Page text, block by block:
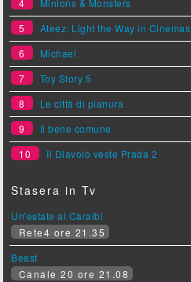
4
Minions & Monsters
5
Ateez: Light the Way in Cinemas
6
Michael
7
Toy Story 5
8
Le città di pianura
9
Il bene comune
10
Il Diavolo veste Prada 2
Stasera in Tv
Un'estate ai Caraibi
Rete4 ore 21.35
Beast
Canale 20 ore 21.08